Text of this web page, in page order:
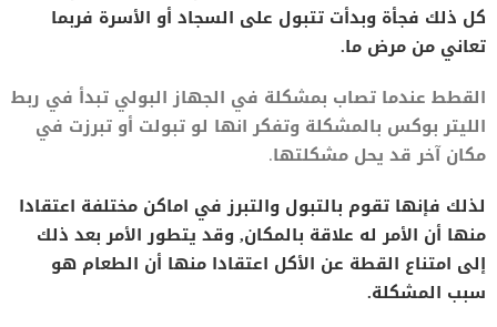
كل ذلك فجأة وبدأت تتبول على السجاد أو الأسرة فربما
تعاني من مرض ما.
القطط عندما تصاب بمشكلة في الجهاز البولي تبدأ في ربط
الليتر بوكس بالمشكلة وتفكر انها لو تبولت أو تبرزت في
مكان آخر قد يحل مشكلتها.
لذلك فإنها تقوم بالتبول والتبرز في اماكن مختلفة اعتقادا
منها أن الأمر له علاقة بالمكان, وقد يتطور الأمر بعد ذلك
إلى امتناع القطة عن الأكل اعتقادا منها أن الطعام هو
سبب المشكلة.